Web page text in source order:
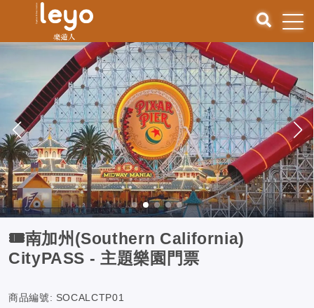
🎟️南加州(Southern California)
CityPASS - 主題樂園門票
商品編號: SOCALCTP01